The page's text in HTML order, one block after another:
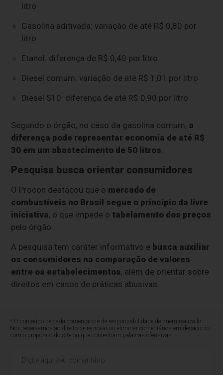
litro
Gasolina aditivada: variação de até R$ 0,80 por
litro
Etanol: diferença de R$ 0,40 por litro
Diesel comum: variação de até R$ 1,01 por litro
Diesel S10: diferença de até R$ 0,90 por litro
Segundo o órgão, no caso da gasolina comum, a
diferença pode representar economia de até R$
30 em um abastecimento de 50 litros
Pesquisa busca orientar consumidores
O Procon destacou que o mercado de
combustíveis no Brasil segue o princípio da livre
iniciativa, o que impede o tabelamento dos preços
pelo órgão.
A pesquisa tem caráter informativo e busca auxiliar
os consumidores na comparação de valores
entre os estabelecimentos, além de orientar sobre
direitos em casos de práticas abusivas.
* O conteúdo de cada comentário é de responsabilidade de quem realizá-lo.
Nos reservamos ao direito de reprovar ou eliminar comentários em desacordo
com o propósito do site ou que contenham palavras ofensivas.